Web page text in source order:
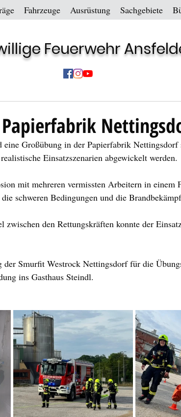
Fahrzeuge Ausrüstung Sachgebiete
Feuerwehr
Großübung in der Papierfabrik Nettingsdorf
Einsatzszenarien abgewickelt werden.
mit mehreren vermissten Arbeitern in einem
schweren Bedingungen und die
zwischen den Rettungskräften konnte der
Smurfit Westrock Nettingsdorf für die
ins Gasthaus Steindl.